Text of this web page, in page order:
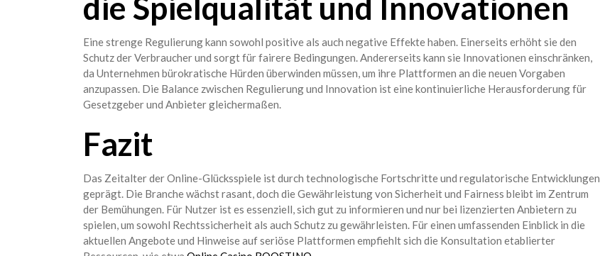
die Spielqualität und Innovationen
Eine strenge Regulierung kann sowohl positive als auch negative Effekte haben. Einerseits erhöht sie den
Schutz der Verbraucher und sorgt für fairere Bedingungen. Andererseits kann sie Innovationen einschränken,
da Unternehmen bürokratische Hürden überwinden müssen, um ihre Plattformen an die neuen Vorgaben
anzupassen. Die Balance zwischen Regulierung und Innovation ist eine kontinuierliche Herausforderung für
Gesetzgeber und Anbieter gleichermaßen.
Fazit
Das Zeitalter der Online-Glücksspiele ist durch technologische Fortschritte und regulatorische Entwicklungen
geprägt. Die Branche wächst rasant, doch die Gewährleistung von Sicherheit und Fairness bleibt im Zentrum
der Bemühungen. Für Nutzer ist es essenziell, sich gut zu informieren und nur bei lizenzierten Anbietern zu
spielen, um sowohl Rechtssicherheit als auch Schutz zu gewährleisten. Für einen umfassenden Einblick in die
aktuellen Angebote und Hinweise auf seriöse Plattformen empfiehlt sich die Konsultation etablierter